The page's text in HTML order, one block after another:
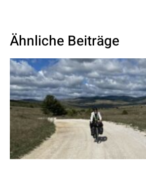
Ähnliche Beiträge